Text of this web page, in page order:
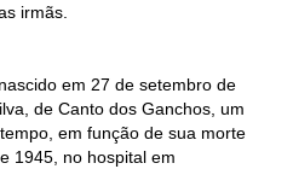
irmãs.
em 27 de setembro de
de Canto dos Ganchos, um
em função de sua morte
1945, no hospital em